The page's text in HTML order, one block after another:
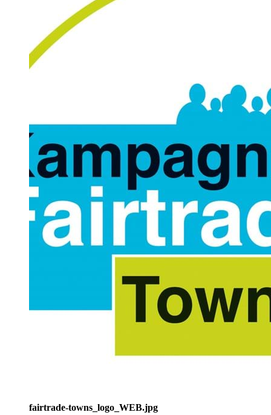
fairtrade-towns_logo_WEB.jpg